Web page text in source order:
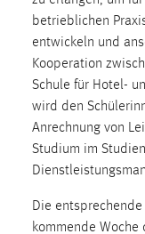
betrieblichen
entwickeln und
Kooperation
Schule für Hotel-
wird den
Anrechnung von
Studium im
Die
kommende Woche
Für
gespeichert,
Name:
site-language-
Zweck:
Cookie